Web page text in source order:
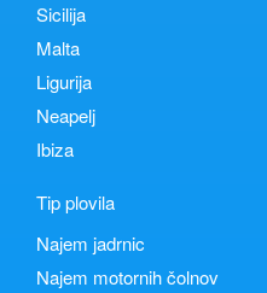
Sicilija
Malta
Ligurija
Neapelj
Ibiza
Tip plovila
Najem jadrnic
Najem motornih čolnov